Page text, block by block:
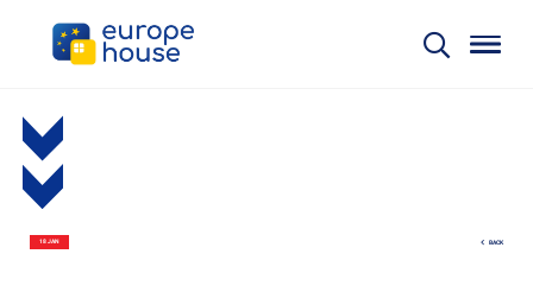
18 JAN BACK